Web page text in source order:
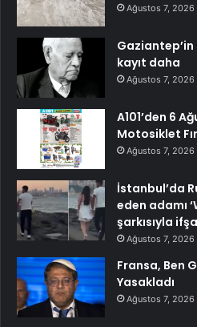
Ağustos 7, 2026
kayıt daha
Ağustos 7, 2026
A101’den 6
Motosiklet
Ağustos 7, 2026
İstanbul’da
eden adamı
şarkısıyla
Ağustos 7, 2026
Fransa, Ben
Yasakladı
Ağustos 7, 2026